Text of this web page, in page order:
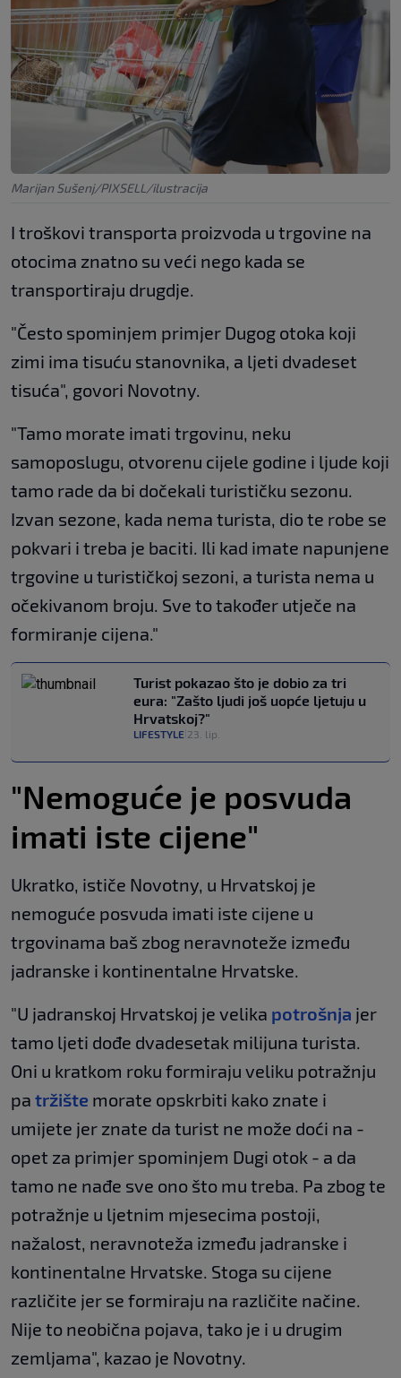
Marijan Sušenj/PIXSELL/ilustracija
I troškovi transporta proizvoda u trgovine na
otocima znatno su veći nego kada se
transportiraju drugdje.
"Često spominjem primjer Dugog otoka koji
zimi ima tisuću stanovnika, a ljeti dvadeset
tisuća", govori Novotny.
"Tamo morate imati trgovinu, neku
samoposlugu, otvorenu cijele godine i ljude koji
tamo rade da bi dočekali turističku sezonu.
Izvan sezone, kada nema turista, dio te robe se
pokvari i treba je baciti. Ili kad imate napunjene
trgovine u turističkoj sezoni, a turista nema u
očekivanom broju. Sve to također utječe na
formiranje cijena."
Turist pokazao što je dobio za tri
eura: "Zašto ljudi još uopće ljetuju u
Hrvatskoj?"
LIFESTYLE 23. lip.
"Nemoguće je posvuda
imati iste cijene"
Ukratko, ističe Novotny, u Hrvatskoj je
nemoguće posvuda imati iste cijene u
trgovinama baš zbog neravnoteže između
jadranske i kontinentalne Hrvatske.
"U jadranskoj Hrvatskoj je velika potrošnja jer
tamo ljeti dođe dvadesetak milijuna turista.
Oni u kratkom roku formiraju veliku potražnju
pa tržište morate opskrbiti kako znate i
umijete jer znate da turist ne može doći na -
opet za primjer spominjem Dugi otok - a da
tamo ne nađe sve ono što mu treba. Pa zbog te
potražnje u ljetnim mjesecima postoji,
nažalost, neravnoteža između jadranske i
kontinentalne Hrvatske. Stoga su cijene
različite jer se formiraju na različite načine.
Nije to neobična pojava, tako je i u drugim
zemljama", kazao je Novotny.